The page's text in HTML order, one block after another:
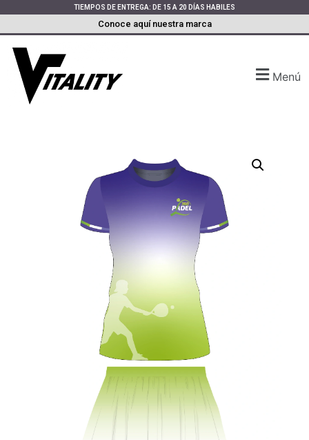
TIEMPOS DE ENTREGA: DE 15 A 20 DÍAS HABILES
Conoce aquí nuestra marca
Menú